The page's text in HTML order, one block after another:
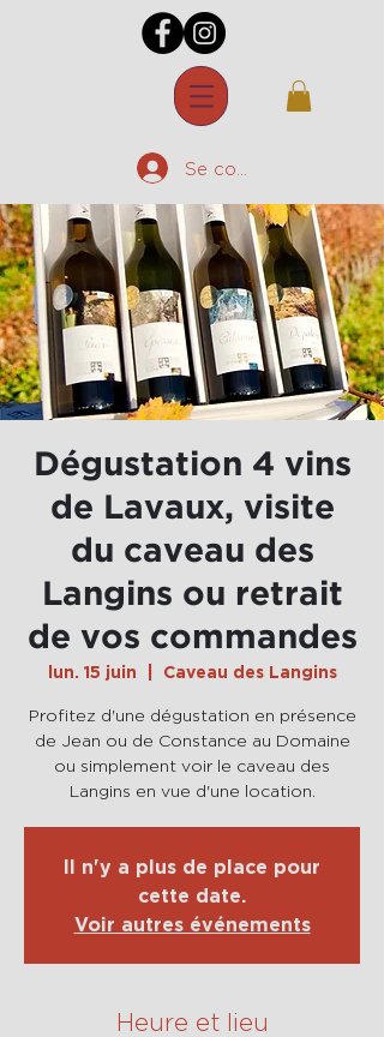
Se connecter
Dégustation 4 vins
de Lavaux, visite
du caveau des
Langins ou retrait
de vos commandes
lun. 15 juin Caveau des Langins
Profitez d'une dégustation en présence
de Jean ou de Constance au Domaine
ou simplement voir le caveau des
Langins en vue d'une location.
Il n'y a plus de place pour
cette date.
Voir autres événements
Heure et lieu